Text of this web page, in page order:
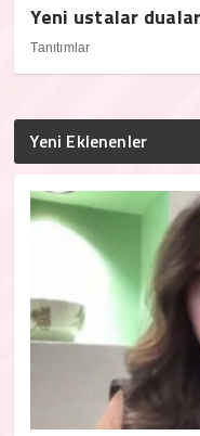
Yeni ustalar
Tanıtımlar
Yeni Eklenenler